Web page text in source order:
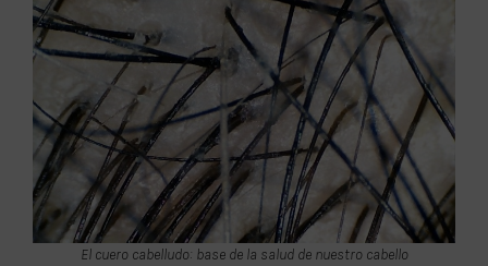
El cuero cabelludo: base de la salud de nuestro cabello